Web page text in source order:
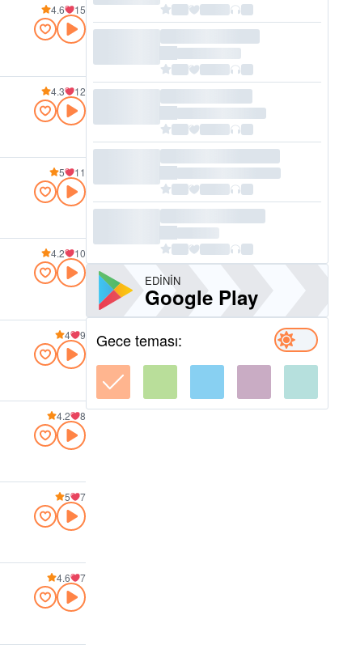
4.6 15
4.3 12
5 11
4.2 10
4 9
4.2 8
5 7
4.6 7
EDININ
Google Play
Gece teması: